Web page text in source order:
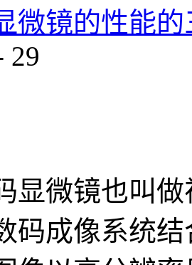
微镜的性能
29
显微镜也叫
码成像系统